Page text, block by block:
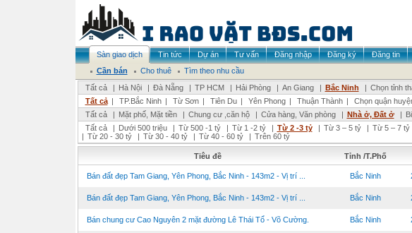
Sàn giao dịch Tin tức Dự án Tư vấn Đăng nhập Đăng ký
Đăng tin
Cần bán
Cho thuê
Tìm theo nhu cầu
Tất cả
| Hà Nội | Đà Nẵng | TP HCM | Hải Phòng | An Giang | Bắc Ninh | Chọn tỉnh
Tất cả | TP.Bắc Ninh | Từ Sơn | Tiên Du | Yên Phong | Thuận Thành |
Chọn quận
Tất cả
| Mặt phố, Mặt tiền | Chung cư ,căn hộ | Cửa hàng, Văn phòng | Nhà ở, Đất ở |
Tất cả
| Dưới 500 triệu | Từ 500 -1 tỷ | Từ 1 -2 tỷ | Từ 2 -3 tỷ | Từ 3 – 5 tỷ | Từ 5 – 7 tỷ
| Từ 20 - 30 tỷ | Từ 30 - 40 tỷ | Từ 40 - 60 tỷ | Trên 60 tỷ
Tiêu đề Tỉnh /T.Phố
Bán đất đẹp Tam Giang, Yên Phong, Bắc Ninh - 143m2 - Vị trí ... Bắc Ninh
Bán đất đẹp Tam Giang, Yên Phong, Bắc Ninh - 143m2 - Vị trí ... Bắc Ninh
Bán chung cư Cao Nguyên 2 mặt đường Lê Thái Tổ - Võ Cường. Bắc Ninh